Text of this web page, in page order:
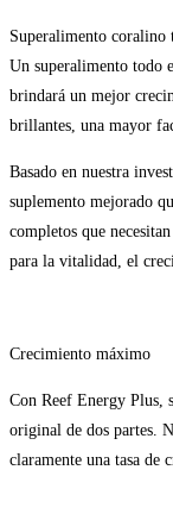
Superalimento coralino
Un superalimento todo
brindará un mejor
brillantes, una mayor
Basado en nuestra
suplemento mejorado
completos que
para la vitalidad, el
Crecimiento máximo
Con Reef Energy Plus,
original de dos partes.
claramente una tasa de